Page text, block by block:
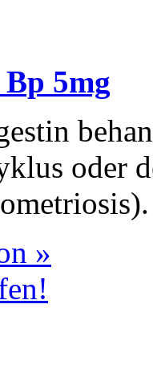
5mg
oder
»